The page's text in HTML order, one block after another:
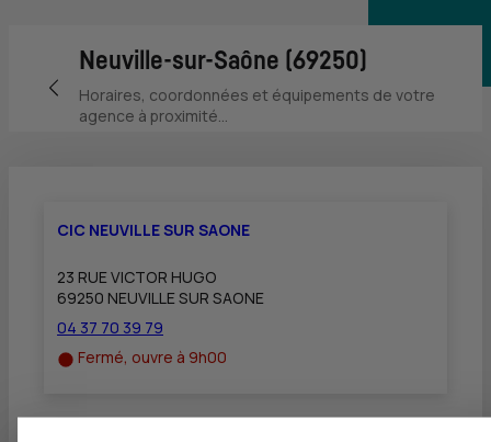
Retour vers la page précédente
Neuville-sur-Saône (69250)
Horaires, coordonnées et équipements de votre
agence à proximité...
CIC NEUVILLE SUR SAONE
23 RUE VICTOR HUGO
69250 NEUVILLE SUR SAONE
04 37 70 39 79
Fermé, ouvre à 9h00